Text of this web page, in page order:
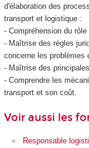
d'élaboration des
transport et logistique :
- Compréhension du
- Maîtrise des règles
concerne les problèmes
- Maîtrise des
- Comprendre les
transport et son coût.
Voir aussi les
Responsable